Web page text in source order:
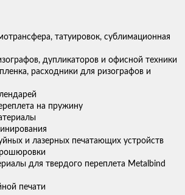
татуировок, сублимационная
дупликаторов и офисной техники
расходники для ризографов и
на пружину
и лазерных печатающих устройств
для твердого переплета Metalbind
печати